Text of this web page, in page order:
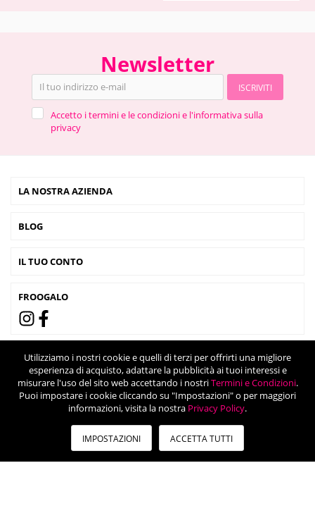
Utilizziamo i nostri cookie e quelli di terzi per offrirti una migliore
esperienza di acquisto, adattare la pubblicità ai tuoi interessi e
misurare l'uso del sito web accettando i nostriTermini e Condizioni.
Puoi impostare i cookie cliccando su "Impostazioni" o per maggiori
informazioni, visita la nostra Privacy Policy.
IMPOSTAZIONI ACCETTA TUTTI
Newsletter
ISCRIVITI
Accetto i termini e le condizioni e l'informativa sulla
privacy
LA NOSTRA AZIENDA
BLOG
IL TUO CONTO
FROOGALO